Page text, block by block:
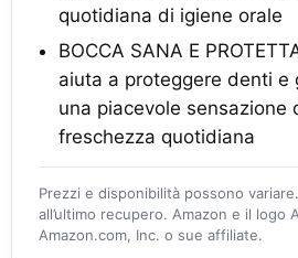
quotidiana di igiene orale
BOCCA SANA E
aiuta a proteggere denti e
una piacevole sensazione
freschezza quotidiana
Prezzi e disponibilità possono
all’ultimo recupero. Amazon e il logo
Amazon.com, Inc. o sue affiliate.